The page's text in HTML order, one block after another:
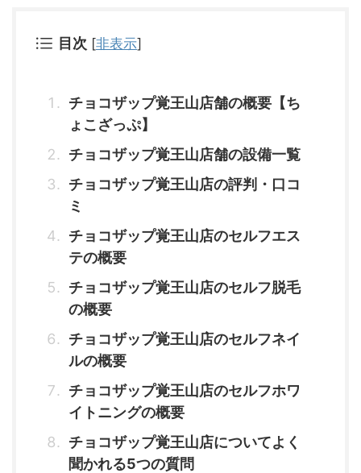
目次 [非表示]
チョコザップ覚王山店舗の概要【ち
ょこざっぷ】
チョコザップ覚王山店舗の設備一覧
チョコザップ覚王山店の評判・口コ
ミ
チョコザップ覚王山店のセルフエス
テの概要
チョコザップ覚王山店のセルフ脱毛
の概要
チョコザップ覚王山店のセルフネイ
ルの概要
チョコザップ覚王山店のセルフホワ
イトニングの概要
チョコザップ覚王山店についてよく
聞かれる5つの質問